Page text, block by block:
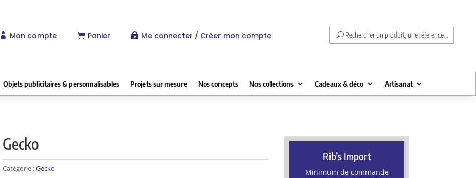
 Mon compte  Panier  Me connecter / Créer mon compte Rechercher un produit, une référence...
Objets publicitaires & personnalisables Projets sur mesure Nos concepts Nos collections Cadeaux & déco Artisanat
Gecko
Catégorie :Gecko
Rib’s Import
Minimum de commande